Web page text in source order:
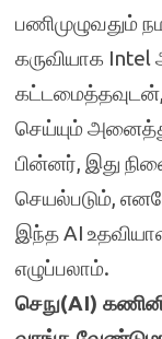
பணிமுழுவதும்
கருவியாக
கட்டமைத்தவுடன்,
செய்யும்
பின்னர், இது
செயல்படும்,
இந்த AI
எழுப்பலாம்.
செநு(AI)